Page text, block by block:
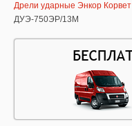
Дрели ударные Энкор Корвет
ДУЭ-750ЭР/13М